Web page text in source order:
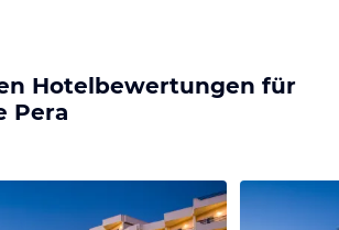
Hotelbewertungen für
Pera